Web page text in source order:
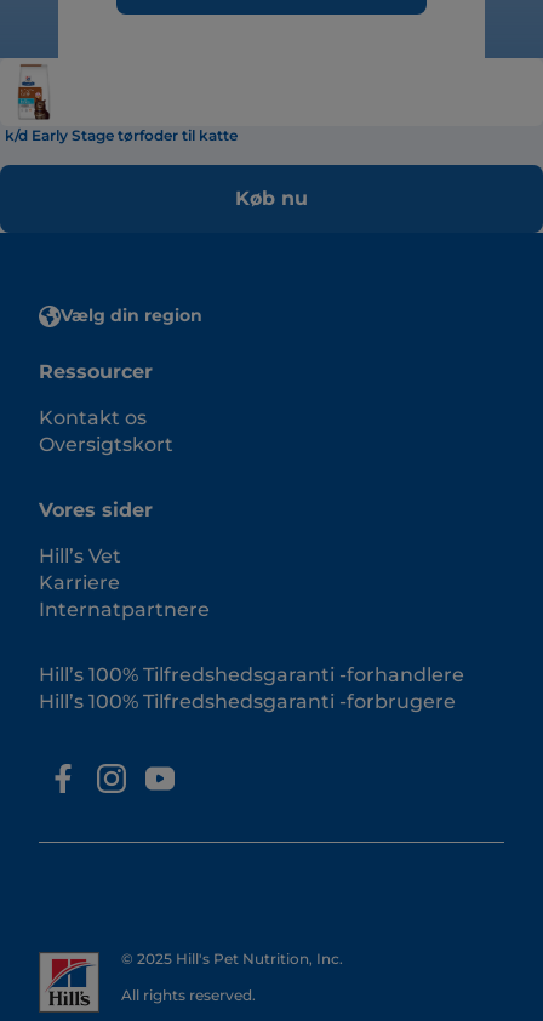
k/d Early Stage tørfoder til katte
Køb nu
Vælg din region
Ressourcer
Kontakt os
Oversigtskort
Vores sider
Hill’s Vet
Karriere
Internatpartnere
Hill’s 100% Tilfredshedsgaranti -forhandlere
Hill’s 100% Tilfredshedsgaranti -forbrugere
© 2025 Hill's Pet Nutrition, Inc.
All rights reserved.